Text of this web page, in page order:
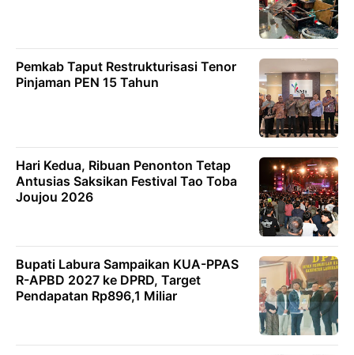
Pemkab Taput Restrukturisasi Tenor
Pinjaman PEN 15 Tahun
Hari Kedua, Ribuan Penonton Tetap
Antusias Saksikan Festival Tao Toba
Joujou 2026
Bupati Labura Sampaikan KUA-PPAS
R-APBD 2027 ke DPRD, Target
Pendapatan Rp896,1 Miliar